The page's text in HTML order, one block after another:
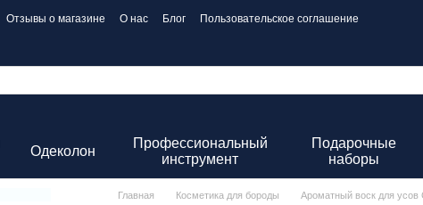
Отзывы о магазине О нас Блог
Пользовательское соглашение
Одеколон
Профессиональный
инструмент
Подарочные
наборы
Главная Косметика для бороды Ароматный воск для усов